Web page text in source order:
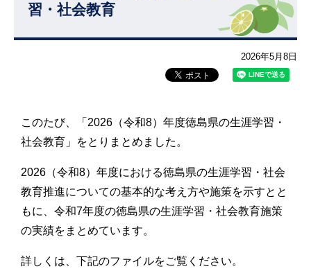
習・社会教育
2026年5月8日
このたび、「2026（令和8）年度徳島県の生涯学習・
社会教育」をとりまとめました。
2026（令和8）年度における徳島県の生涯学習・社会
教育推進についての基本的な考え方や施策を示すとと
もに、令和7年度の徳島県の生涯学習・社会教育施策
の実績をまとめています。
詳しくは、下記のファイルをご覧ください。